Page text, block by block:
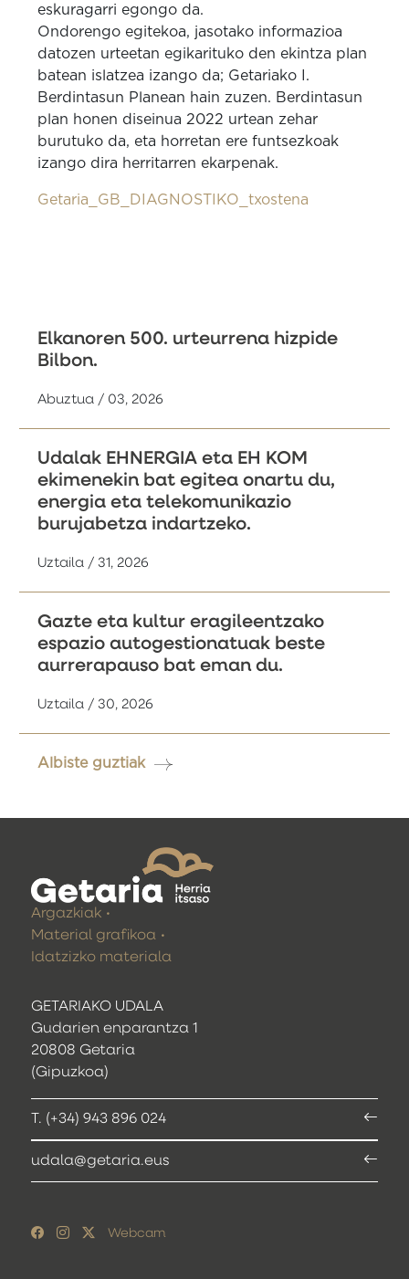
eskuragarri egongo da.
Ondorengo egitekoa, jasotako informazioa
datozen urteetan egikarituko den ekintza plan
batean islatzea izango da; Getariako I.
Berdintasun Planean hain zuzen. Berdintasun
plan honen diseinua 2022 urtean zehar
burutuko da, eta horretan ere funtsezkoak
izango dira herritarren ekarpenak.
Getaria_GB_DIAGNOSTIKO_txostena
Elkanoren 500. urteurrena hizpide
Bilbon.
Abuztua / 03, 2026
Udalak EHNERGIA eta EH KOM
ekimenekin bat egitea onartu du,
energia eta telekomunikazio
burujabetza indartzeko.
Uztaila / 31, 2026
Gazte eta kultur eragileentzako
espazio autogestionatuak beste
aurrerapauso bat eman du.
Uztaila / 30, 2026
Albiste guztiak
GETARIAKO UDALA
Gudarien enparantza 1
20808 Getaria
(Gipuzkoa)
T. (+34) 943 896 024
udala@getaria.eus
Argazkiak
Material grafikoa
Idatzizko materiala
Webcam